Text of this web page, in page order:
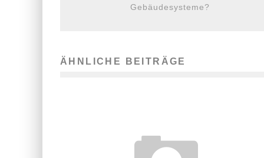
Gebäudesysteme?
ÄHNLICHE BEITRÄGE